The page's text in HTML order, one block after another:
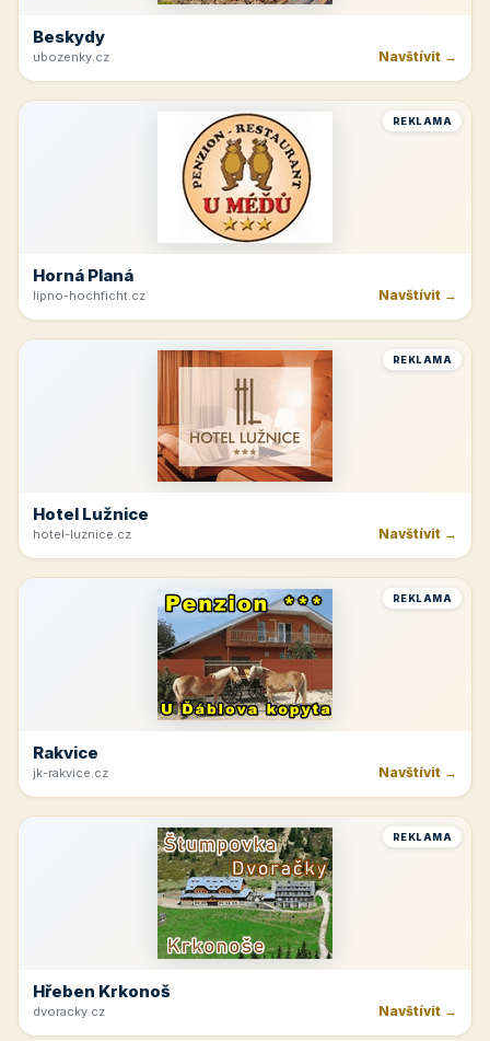
Beskydy
ubozenky.cz Navštívit →
REKLAMA
Horná Planá
lipno-hochficht.cz Navštívit →
REKLAMA
Hotel Lužnice
hotel-luznice.cz Navštívit →
REKLAMA
Rakvice
jk-rakvice.cz Navštívit →
REKLAMA
Hřeben Krkonoš
dvoracky.cz Navštívit →